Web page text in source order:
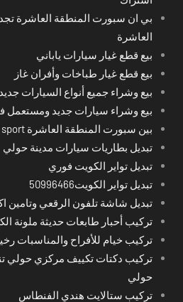
بي ان سبورت المنطقة العاشرة
العاشرة
بيع قطع غيار سيارات ياباني
بيع قطع غيار طباخات وأفران غاز
بيع وشراء جميع أنواع السيارات
بيع وشراء سيارات جديد ومستعمل
بين سبورت المنطقة العاشرة Bein sport في الكويت
تبديل بطاريات سيارات مدينة حولي
تبديل تواير الكويت فوري
تبديل تواير الكويت50996466
تبديل شاشة تلفون الرقعي وتامين
تركيب أحبار طابعات حديثة ملونة
تركيب خيام للأفراح والمناسبات
تركيب دكتات تكييف مركزي حولي
حولي
تركيب ستالايت هندي الفنطاس